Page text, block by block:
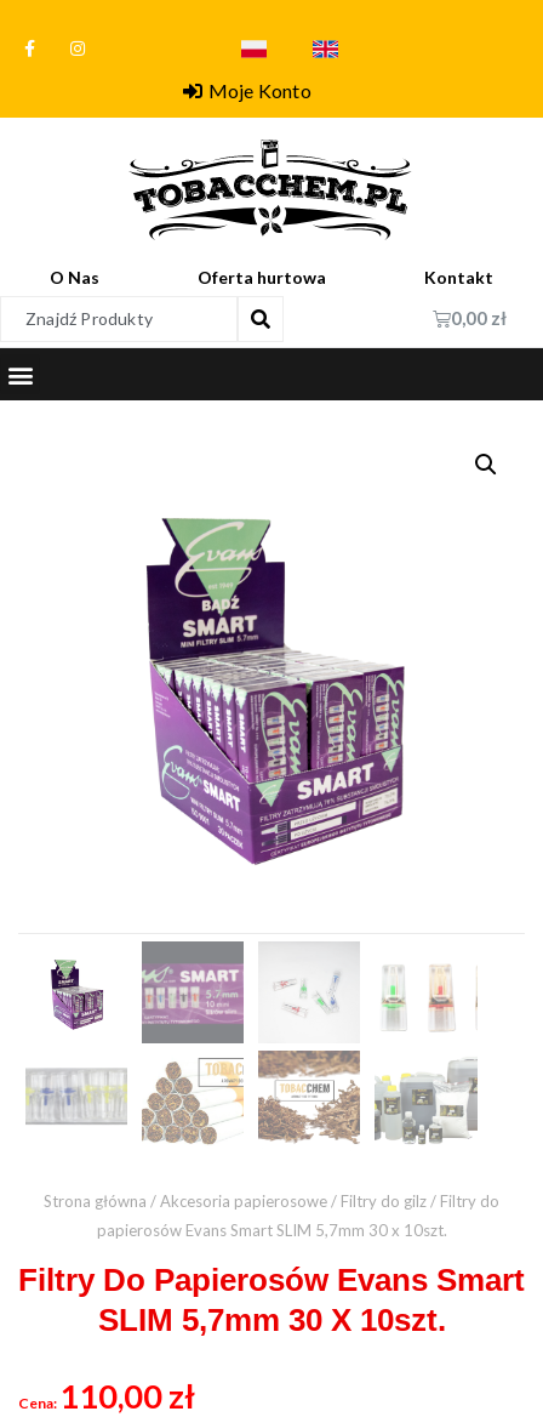
Moje Konto
O Nas Oferta hurtowa Kontakt
0,00 zł
Strona główna /Akcesoria papierosowe/ Filtry do gilz/ Filtry do
papierosów Evans Smart SLIM 5,7mm 30 x 10szt.
Filtry Do Papierosów Evans Smart
SLIM 5,7mm 30 X 10szt.
110,00zł